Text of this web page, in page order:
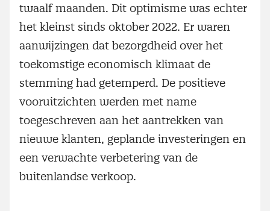
twaalf maanden. Dit optimisme was echter
het kleinst sinds oktober 2022. Er waren
aanwijzingen dat bezorgdheid over het
toekomstige economisch klimaat de
stemming had getemperd. De positieve
vooruitzichten werden met name
toegeschreven aan het aantrekken van
nieuwe klanten, geplande investeringen en
een verwachte verbetering van de
buitenlandse verkoop.